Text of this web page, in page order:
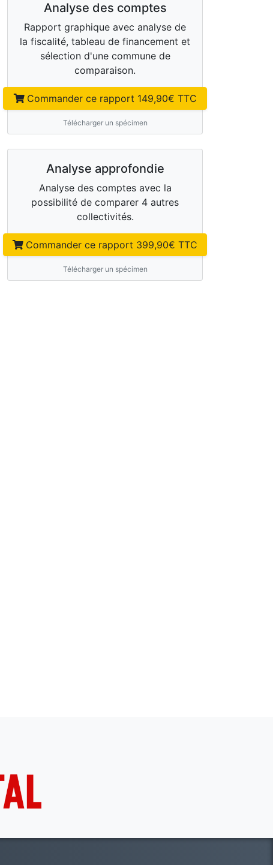
Analyse des comptes
Rapport graphique avec analyse de
la fiscalité, tableau de financement et
sélection d'une commune de
comparaison.
Commander ce rapport 149,90€ TTC
Télécharger un spécimen
Analyse approfondie
Analyse des comptes avec la
possibilité de comparer 4 autres
collectivités.
Commander ce rapport 399,90€ TTC
Télécharger un spécimen